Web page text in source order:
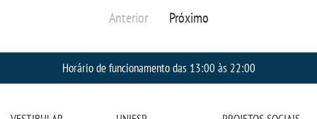
Anterior Próximo
Horário de funcionamento das 13:00 às 22:00